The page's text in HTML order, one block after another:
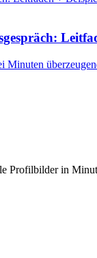
Profilbilder in